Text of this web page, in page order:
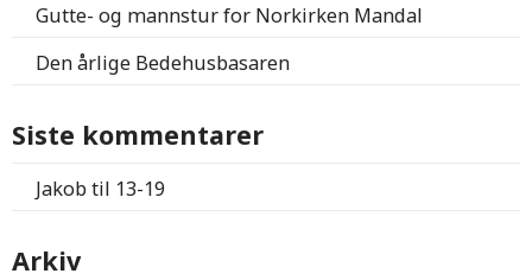
Gutte- og mannstur for Norkirken Mandal
Den årlige Bedehusbasaren
Siste kommentarer
Jakobtil 13-19
Arkiv